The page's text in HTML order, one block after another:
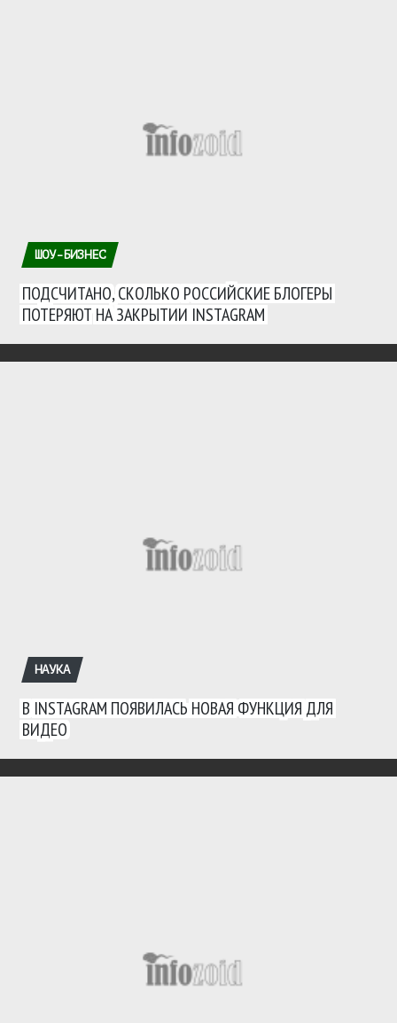
ШОУ-БИЗНЕС
ПОДСЧИТАНО, СКОЛЬКО РОССИЙСКИЕ БЛОГЕРЫ
ПОТЕРЯЮТ НА ЗАКРЫТИИ INSTAGRAM
НАУКА
В INSTAGRAM ПОЯВИЛАСЬ НОВАЯ ФУНКЦИЯ ДЛЯ
ВИДЕО